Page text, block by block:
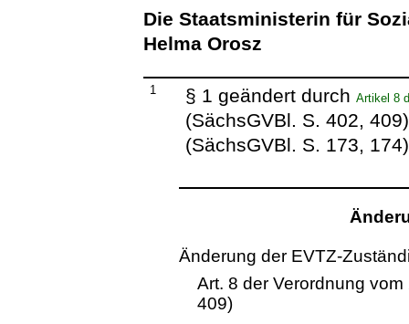
Die Staatsministerin für
Helma Orosz
1 § 1 geändert durchArtikel 8
(SächsGVBl. S. 402,
(SächsGVBl. S. 173, 174)
Änderung der EVTZ-
Art. 8 der Verordnung
409)